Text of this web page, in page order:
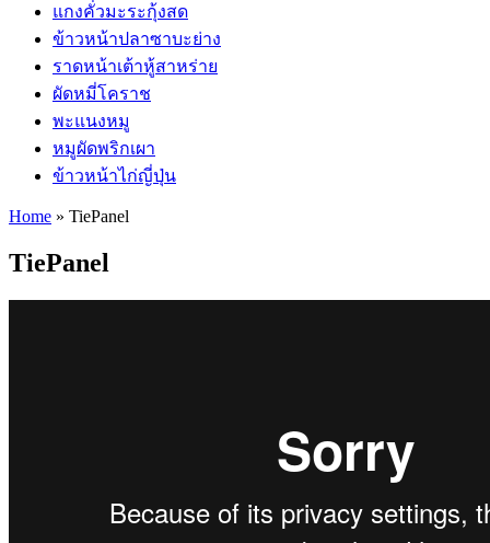
แกงคั่วมะระกุ้งสด
ข้าวหน้าปลาซาบะย่าง
ราดหน้าเต้าหู้สาหร่าย
ผัดหมี่โคราช
พะแนงหมู
หมูผัดพริกเผา
ข้าวหน้าไก่ญี่ปุ่น
Home » TiePanel
TiePanel